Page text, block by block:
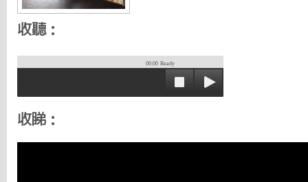
收聽：
00:00 Ready
收睇：